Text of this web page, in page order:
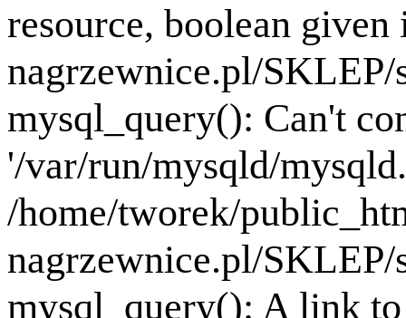
resource, boolean
nagrzewnice.pl/
mysql_query(): Can't
'/var/run/mysqld/
/home/tworek/
nagrzewnice.pl/
mysql_query(): A link